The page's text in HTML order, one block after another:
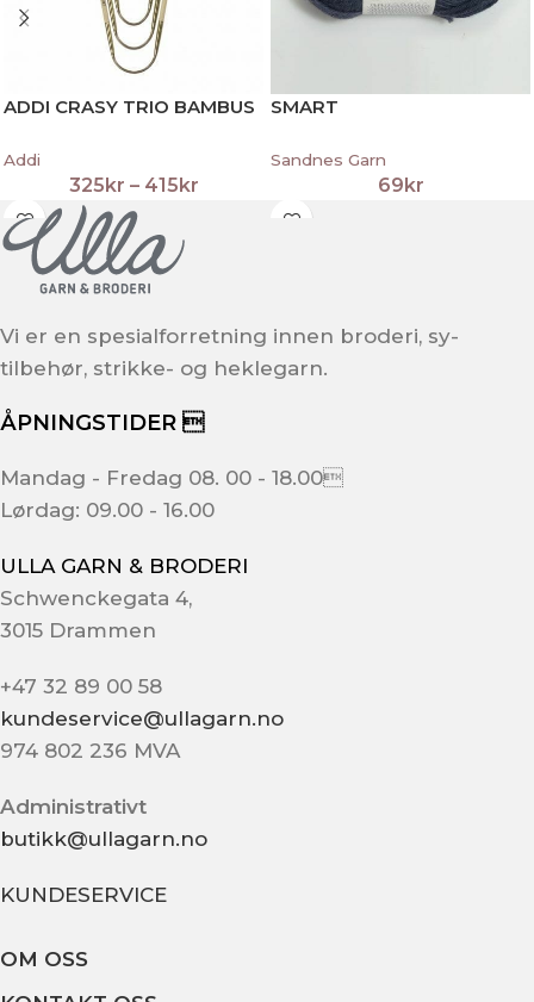
ADDI CRASY TRIO BAMBUS
Addi
325 kr – 415 kr
SMART
Sandnes Garn
69 kr
Vi er en spesialforretning innen broderi, sy-
tilbehør, strikke- og heklegarn.
ÅPNINGSTIDER 
Mandag - Fredag 08. 00 - 18.00
Lørdag: 09.00 - 16.00
ULLA GARN & BRODERI
Schwenckegata 4,
3015 Drammen
+47 32 89 00 58
kundeservice@ullagarn.no
974 802 236 MVA
Administrativt
butikk@ullagarn.no
KUNDESERVICE
OM OSS